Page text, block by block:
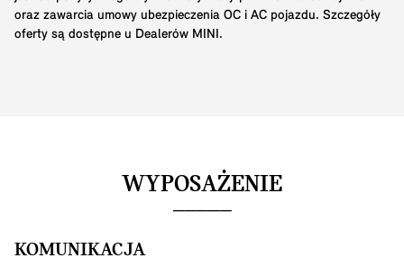
oraz zawarcia umowy ubezpieczenia OC i AC pojazdu. Szczegóły
oferty są dostępne u Dealerów MINI.
WYPOSAŻENIE
KOMUNIKACJA